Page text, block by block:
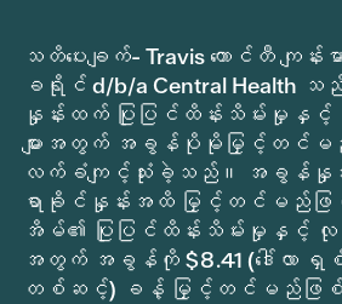
သတိပေးချက်- Travis ကောင်တီ ကျန်းမ
ခရိုင် d/b/a Central
နှုန်းထက် ပြုပြင်ထိန်းသိမ်းမှု
များအတွက် အခွန်ပိုမိုမြှင့်တင်မ
လက်ခံကျင့်သုံးခဲ့သည်။ အခွန်နှုန်း
ရာခိုင်နှုန်းအထိ မြှင့်တင်မည်ဖြစ်
အိမ်၏ ပြုပြင်ထိန်းသိမ်းမှုနှင့် လု
အတွက် အခွန်ကို $8.41 (ဒေါ်လာ ရှစ်
တစ်ဆင့်) ခန့် မြှင့်တင်မည်ဖြ